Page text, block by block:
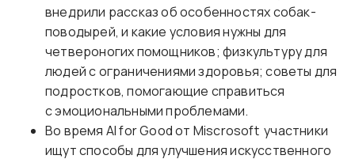
внедрили рассказ об особенностях собак-
поводырей, и какие условия нужны для
четвероногих помощников; физкультуру для
людей с ограничениями здоровья; советы для
подростков, помогающие справиться
с эмоциональными проблемами.
Во время AI for Good от Miscrosoft участники
ищут способы для улучшения искусственного